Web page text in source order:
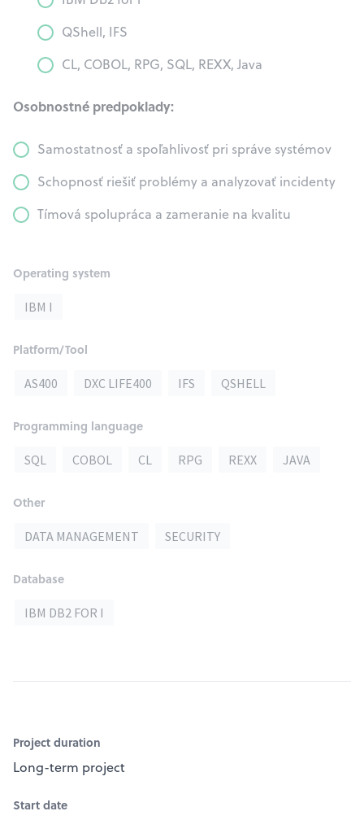
QShell, IFS
CL, COBOL, RPG, SQL, REXX, Java
Osobnostné predpoklady:
Samostatnosť a spoľahlivosť pri správe systémov
Schopnosť riešiť problémy a analyzovať incidenty
Tímová spolupráca a zameranie na kvalitu
Operating system
IBM I
Platform/Tool
AS400 DXC LIFE400 IFS QSHELL
Programming language
SQL COBOL CL RPG REXX JAVA
Other
DATA MANAGEMENT SECURITY
Database
IBM DB2 FOR I
Project duration
Long-term project
Start date